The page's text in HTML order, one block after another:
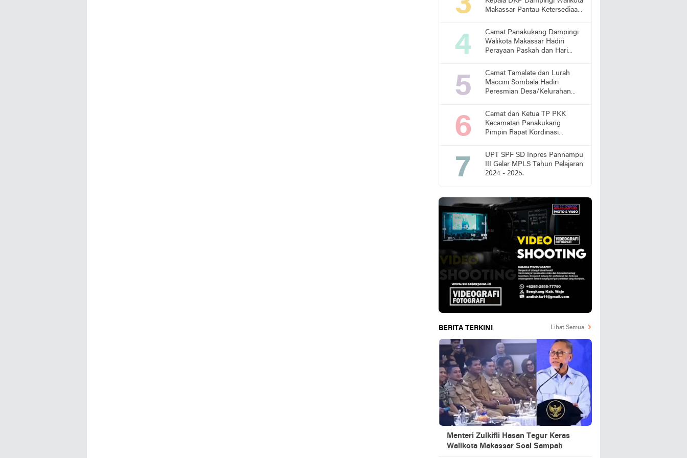
Makassar Pantau Ketersediaan
Camat Panakukang Dampingi
Walikota Makassar Hadiri
Perayaan Paskah dan Hari
Camat Tamalate dan Lurah
Maccini Sombala Hadiri
Peresmian Desa/Kelurahan
Camat dan Ketua TP PKK
Kecamatan Panakukang
Pimpin Rapat Kordinasi
Stunting
UPT SPF SD Inpres Pannampu
III Gelar MPLS Tahun Pelajaran
2024 - 2025.
BERITA TERKINI Lihat Semua
Menteri Zulkifli Hasan Tegur Keras
Walikota Makassar Soal Sampah